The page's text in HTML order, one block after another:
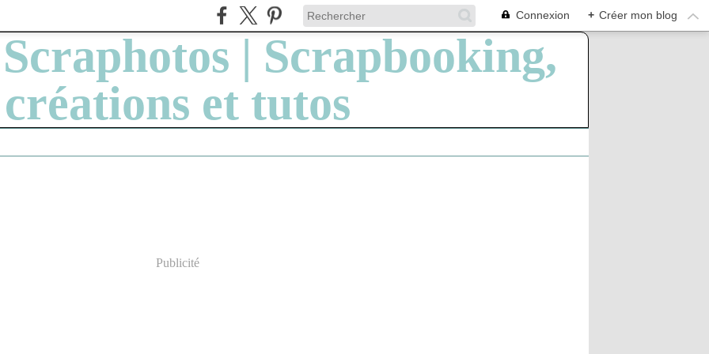
Connexion + Créer mon blog
Publicité